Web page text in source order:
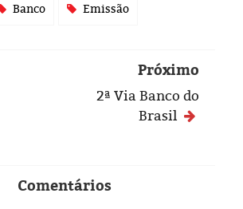
Política
Banco Emissão
Próximo
2ª Via Banco do
Brasil
Comentários